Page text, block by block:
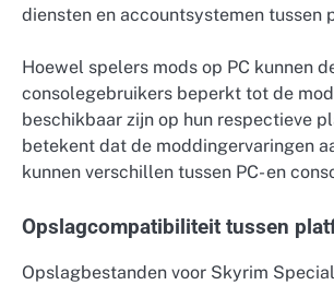
diensten en accountsystemen tussen
Hoewel spelers mods op PC kunnen
consolegebruikers beperkt tot de
beschikbaar zijn op hun respectieve
betekent dat de moddingervaringen
kunnen verschillen tussen PC- en
Opslagcompatibiliteit tussen
Opslagbestanden voor Skyrim